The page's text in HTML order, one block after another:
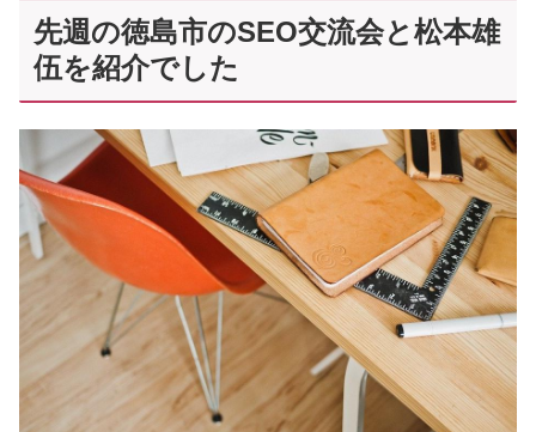
先週の徳島市のSEO交流会と松本雄
伍を紹介でした